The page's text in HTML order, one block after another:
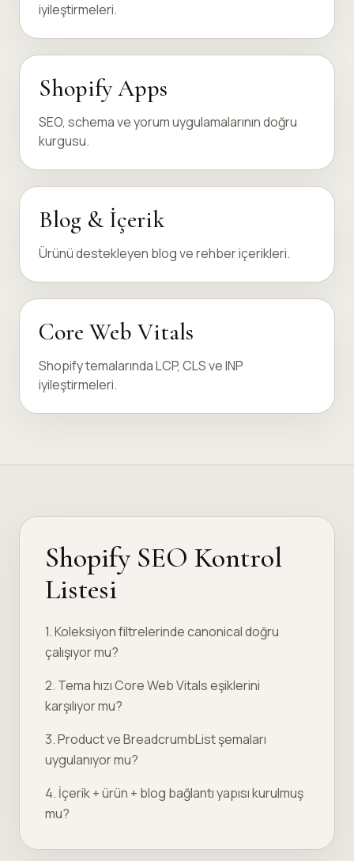
iyileştirmeleri.
Shopify Apps
SEO, schema ve yorum uygulamalarının doğru
kurgusu.
Blog & İçerik
Ürünü destekleyen blog ve rehber içerikleri.
Core Web Vitals
Shopify temalarında LCP, CLS ve INP
iyileştirmeleri.
Shopify SEO Kontrol
Listesi
1. Koleksiyon filtrelerinde canonical doğru
çalışıyor mu?
2. Tema hızı Core Web Vitals eşiklerini
karşılıyor mu?
3. Product ve BreadcrumbList şemaları
uygulanıyor mu?
4. İçerik + ürün + blog bağlantı yapısı kurulmuş
mu?